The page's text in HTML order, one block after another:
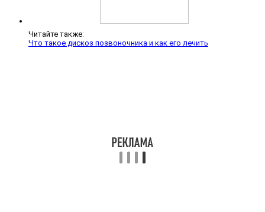
Читайте также:
Что такое дискоз позвоночника и как его лечить